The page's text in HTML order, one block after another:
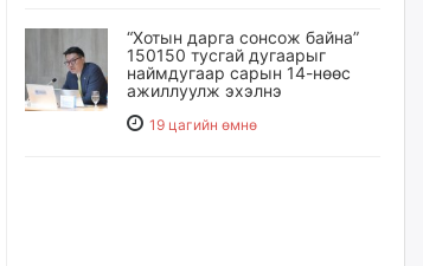
“Хотын дарга сонсож байна”
150150 тусгай дугаарыг
наймдугаар сарын 14-нөөс
ажиллуулж эхэлнэ
19 цагийн өмнө